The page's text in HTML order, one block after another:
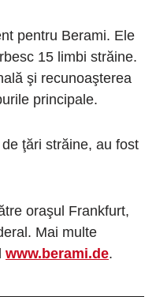
pentru Berami. Ele
15 limbi străine.
şi recunoaşterea
principale.
ţări străine, au fost
oraşul Frankfurt,
Mai multe
www.berami.de.